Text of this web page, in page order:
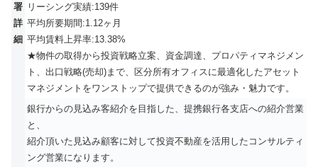
署
詳
細
リーシング実績:139件
平均所要期間:1.12ヶ月
平均賃料上昇率:13.38%
★物件の取得から投資戦略立案、資金調達、プロパティマネジメン
ト、出口戦略(売却)まで、区分所有オフィスに最適化したアセット
マネジメントをワンストップで提供できるのが強み・魅力です。
銀行からの見込み客紹介を目指した、提携銀行各支店への紹介営業
と、
紹介頂いた見込み顧客に対して投資不動産を活用したコンサルティ
ング営業になります。